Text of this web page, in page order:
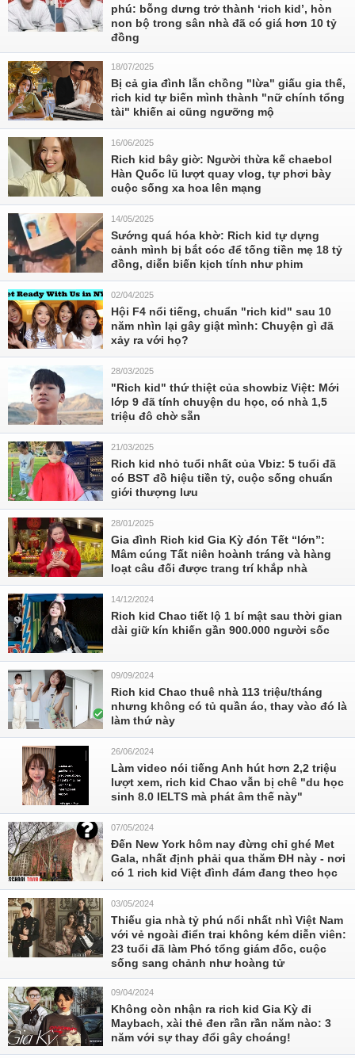
phú: bỗng dưng trở thành ‘rich kid’, hòn
non bộ trong sân nhà đã có giá hơn 10 tỷ
đồng
18/07/2025
Bị cả gia đình lẫn chồng "lừa" giấu gia thế,
rich kid tự biến mình thành "nữ chính tổng
tài" khiến ai cũng ngưỡng mộ
16/06/2025
Rich kid bây giờ: Người thừa kế chaebol
Hàn Quốc lũ lượt quay vlog, tự phơi bày
cuộc sống xa hoa lên mạng
14/05/2025
Sướng quá hóa khờ: Rich kid tự dựng
cảnh mình bị bắt cóc để tống tiền mẹ 18 tỷ
đồng, diễn biến kịch tính như phim
02/04/2025
Hội F4 nổi tiếng, chuẩn "rich kid" sau 10
năm nhìn lại gây giật mình: Chuyện gì đã
xảy ra với họ?
28/03/2025
"Rich kid" thứ thiệt của showbiz Việt: Mới
lớp 9 đã tính chuyện du học, có nhà 1,5
triệu đô chờ sẵn
21/03/2025
Rich kid nhỏ tuổi nhất của Vbiz: 5 tuổi đã
có BST đồ hiệu tiền tỷ, cuộc sống chuẩn
giới thượng lưu
28/01/2025
Gia đình Rich kid Gia Kỳ đón Tết “lớn”:
Mâm cúng Tất niên hoành tráng và hàng
loạt câu đối được trang trí khắp nhà
14/12/2024
Rich kid Chao tiết lộ 1 bí mật sau thời gian
dài giữ kín khiến gần 900.000 người sốc
09/09/2024
Rich kid Chao thuê nhà 113 triệu/tháng
nhưng không có tủ quần áo, thay vào đó là
làm thứ này
26/06/2024
Làm video nói tiếng Anh hút hơn 2,2 triệu
lượt xem, rich kid Chao vẫn bị chê "du học
sinh 8.0 IELTS mà phát âm thế này"
07/05/2024
Đến New York hôm nay đừng chỉ ghé Met
Gala, nhất định phải qua thăm ĐH này - nơi
có 1 rich kid Việt đình đám đang theo học
03/05/2024
Thiếu gia nhà tỷ phú nổi nhất nhì Việt Nam
với vẻ ngoài điển trai không kém diễn viên:
23 tuổi đã làm Phó tổng giám đốc, cuộc
sống sang chảnh như hoàng tử
09/04/2024
Không còn nhận ra rich kid Gia Kỳ đi
Maybach, xài thẻ đen rần rần năm nào: 3
năm với sự thay đổi gây choáng!